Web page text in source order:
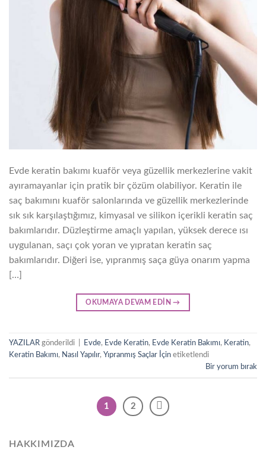
Evde keratin bakımı kuaför veya güzellik merkezlerine vakit
ayıramayanlar için pratik bir çözüm olabiliyor. Keratin ile
saç bakımını kuaför salonlarında ve güzellik merkezlerinde
sık sık karşılaştığımız, kimyasal ve silikon içerikli keratin saç
bakımlarıdır. Düzleştirme amaçlı yapılan, yüksek derece ısı
uygulanan, saçı çok yoran ve yıpratan keratin saç
bakımlarıdır. Diğeri ise, yıpranmış saça güya onarım yapma
[…]
OKUMAYA DEVAM EDIN→
YAZILAR gönderildi Evde, Evde Keratin, Evde Keratin Bakımı, Keratin,
Keratin Bakımı, Nasıl Yapılır, Yıpranmış Saçlar İçin etiketlendi
Bir yorum bırak
1 2
HAKKIMIZDA